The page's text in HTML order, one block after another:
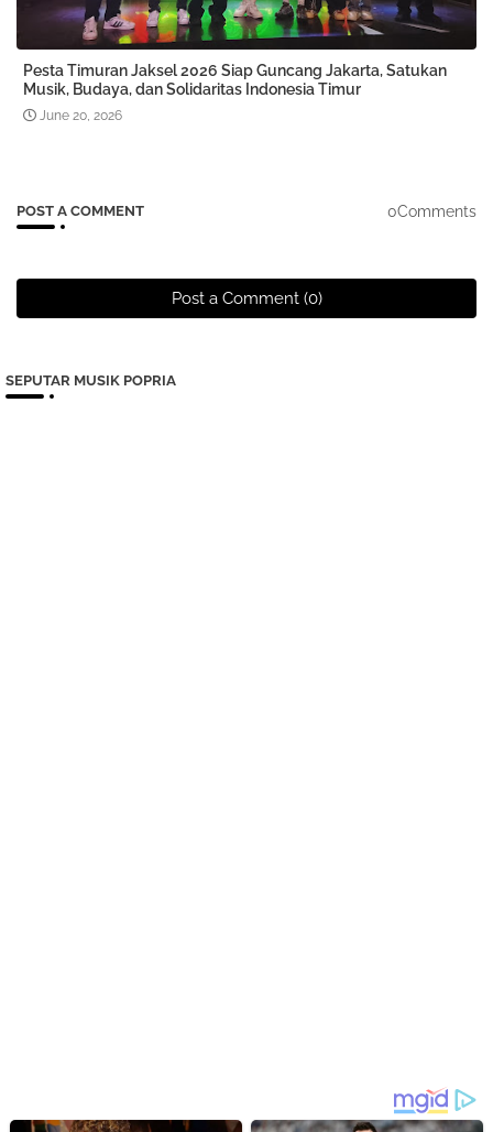
Pesta Timuran Jaksel 2026 Siap Guncang Jakarta, Satukan
Musik, Budaya, dan Solidaritas Indonesia Timur
June 20, 2026
POST A COMMENT 0Comments
Post a Comment (0)
SEPUTAR MUSIK POPRIA